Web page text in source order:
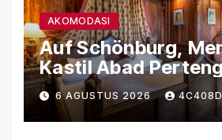
AKOMODASI
Auf Schönburg,
Kastil Abad
Tepi Sungai Rhein
6 AGUSTUS 2026